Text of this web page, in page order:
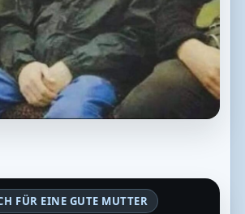
FÜR EINE GUTE MUTTER